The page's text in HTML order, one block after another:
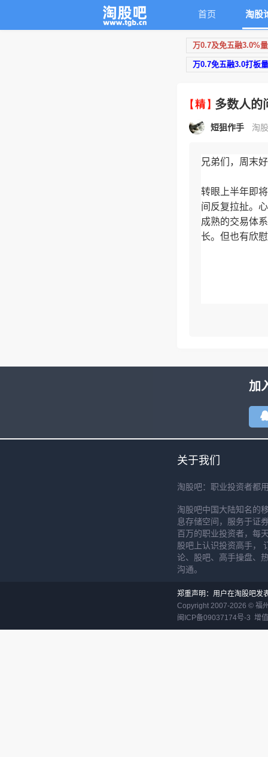
首页 淘股
万0.7及免五融3.0%
万0.7免五融3.0打板
多数人的
短狙作手 淘
兄弟们，周末
转眼上半年即
间反复拉扯。
成熟的交易体
长。但也有欣
加
关于我们
淘股吧：职业投资者都
淘股吧中国大陆知名的
息存储空间，服务于证
百万的职业投资者，每
股吧上认识投资高手，
论、股吧、高手操盘、
沟通。
郑重声明：用户在淘股吧发
Copyright 2007-2026 © 福
闽ICP备09037174号-3 增